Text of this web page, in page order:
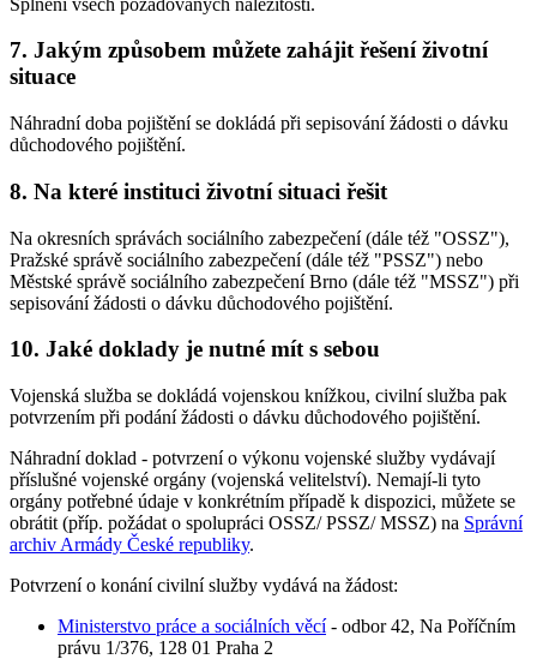
7. Jakým způsobem můžete zahájit řešení životní
situace
Náhradní doba pojištění se dokládá při sepisování žádosti o dávku
důchodového pojištění.
8. Na které instituci životní situaci řešit
Na okresních správách sociálního zabezpečení (dále též "OSSZ"),
Pražské správě sociálního zabezpečení (dále též "PSSZ") nebo
Městské správě sociálního zabezpečení Brno (dále též "MSSZ") při
sepisování žádosti o dávku důchodového pojištění.
10. Jaké doklady je nutné mít s sebou
Vojenská služba se dokládá vojenskou knížkou, civilní služba pak
potvrzením při podání žádosti o dávku důchodového pojištění.
Náhradní doklad - potvrzení o výkonu vojenské služby vydávají
příslušné vojenské orgány (vojenská velitelství). Nemají-li tyto
orgány potřebné údaje v konkrétním případě k dispozici, můžete se
obrátit (příp. požádat o spolupráci OSSZ/ PSSZ/ MSSZ) na Správní
archiv Armády České republiky.
Potvrzení o konání civilní služby vydává na žádost:
Ministerstvo práce a sociálních věcí- odbor 42, Na Poříčním
právu 1/376, 128 01 Praha 2